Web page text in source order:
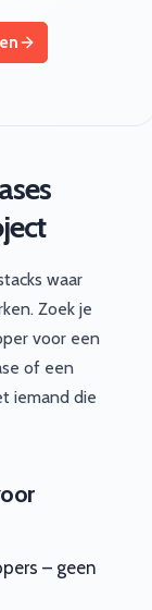
waar
Zoek je
voor een
of een
iemand die
– geen